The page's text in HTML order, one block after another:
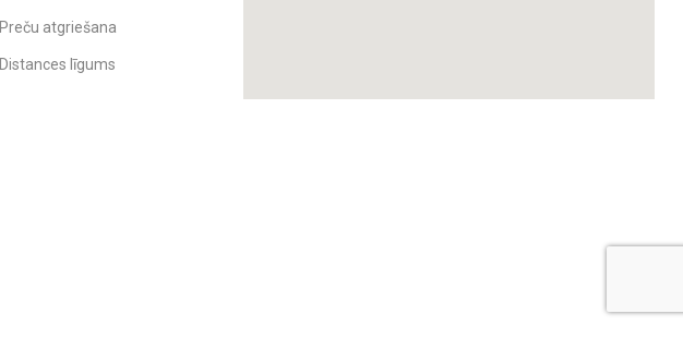
Preču atgriešana
Distances līgums